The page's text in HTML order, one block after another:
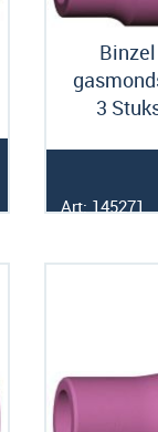
3
Art: 145271